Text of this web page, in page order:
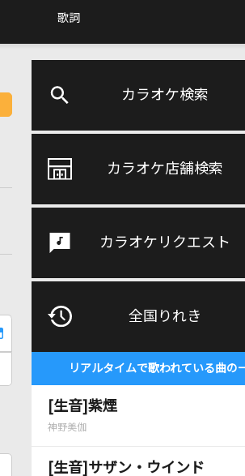
歌詞
カラオケ検索
カラオケ店舗検索
カラオケリクエスト
全国りれき
リアルタイムで歌われている曲の
[生音]紫煙
神野美伽
[生音]サザン・ウインド